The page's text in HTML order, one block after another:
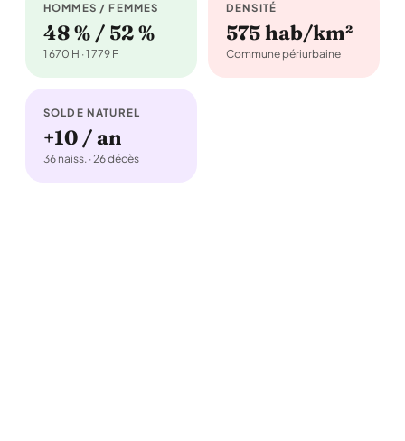
HOMMES / FEMMES
48 % / 52 %
1 670 H · 1 779 F
DENSITÉ
575 hab/km²
Commune périurbaine
SOLDE NATUREL
+10 / an
36 naiss. · 26 décès